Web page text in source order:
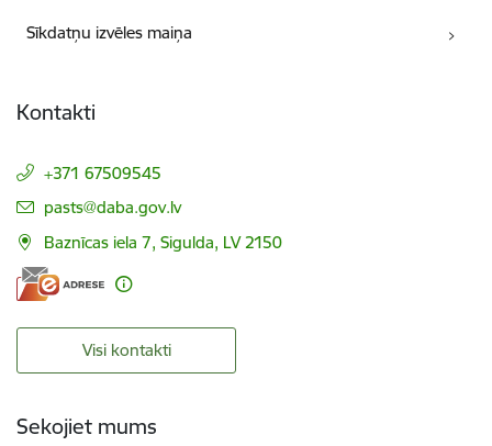
Sīkdatņu izvēles maiņa
Kontakti
+371 67509545
E-pasts:
pasts@daba.gov.lv
Baznīcas iela 7, Sigulda, LV 2150
Visi kontakti
Sekojiet mums